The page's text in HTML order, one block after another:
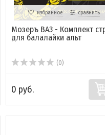
избранное сравнить
Мозеръ BA3 - Комплект
для балалайки альт
(0)
0 руб.